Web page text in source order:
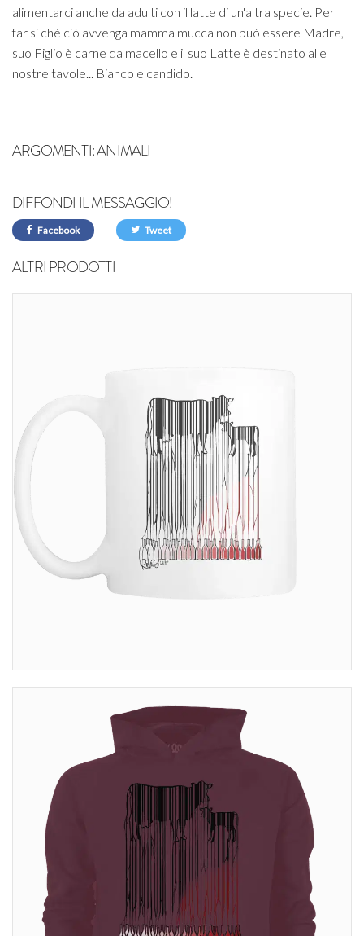
alimentarci anche da adulti con il latte di un'altra specie. Per
far si chè ciò avvenga mamma mucca non può essere Madre,
suo Figlio è carne da macello e il suo Latte è destinato alle
nostre tavole... Bianco e candido.
ARGOMENTI:ANIMALI
DIFFONDI IL MESSAGGIO!
Facebook Tweet
ALTRI PRODOTTI